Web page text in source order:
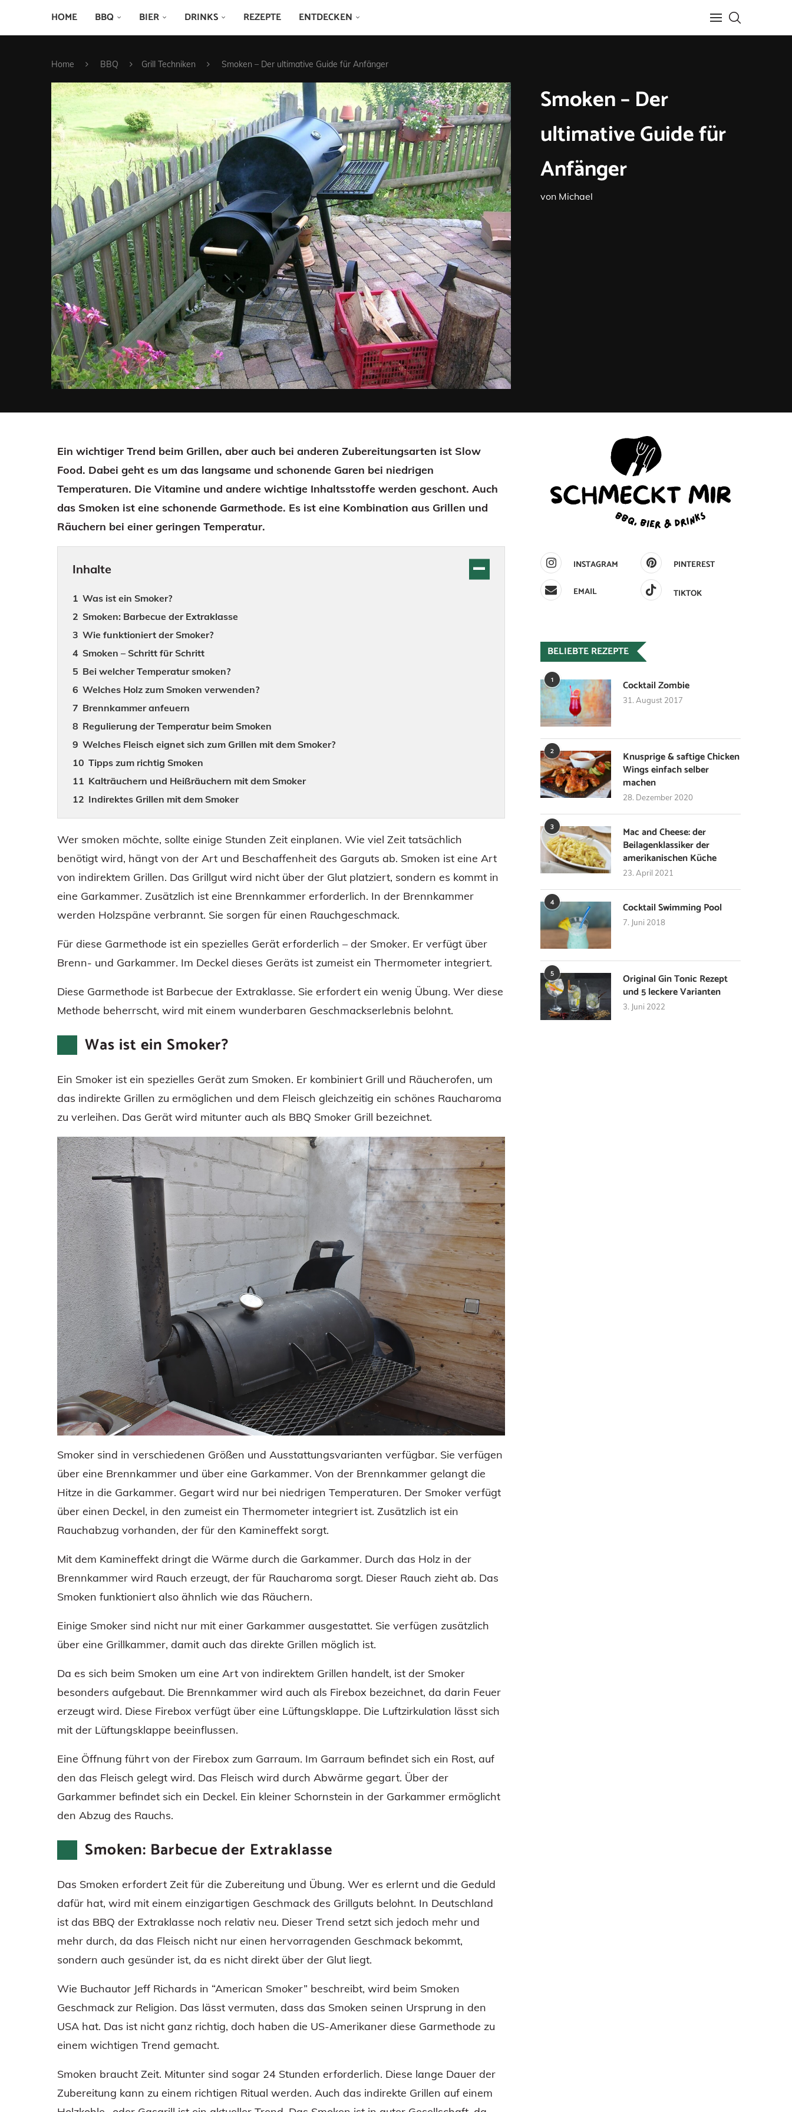
HOME BBQ BIER DRINKS REZEPTE ENTDECKEN
Home BBQ Grill Techniken Smoken – Der ultimative Guide für Anfänger
Smoken – Der
ultimative Guide für
Anfänger
von Michael
Ein wichtiger Trend beim Grillen, aber auch bei anderen Zubereitungsarten ist Slow
Food. Dabei geht es um das langsame und schonende Garen bei niedrigen
Temperaturen. Die Vitamine und andere wichtige Inhaltsstoffe werden geschont. Auch
das Smoken ist eine schonende Garmethode. Es ist eine Kombination aus Grillen und
Räuchern bei einer geringen Temperatur.
Inhalte
Was ist ein Smoker?
Smoken: Barbecue der Extraklasse
Wie funktioniert der Smoker?
Smoken – Schritt für Schritt
Bei welcher Temperatur smoken?
Welches Holz zum Smoken verwenden?
Brennkammer anfeuern
Regulierung der Temperatur beim Smoken
Welches Fleisch eignet sich zum Grillen mit dem Smoker?
Tipps zum richtig Smoken
Kalträuchern und Heißräuchern mit dem Smoker
Indirektes Grillen mit dem Smoker
Wer smoken möchte, sollte einige Stunden Zeit einplanen. Wie viel Zeit tatsächlich
benötigt wird, hängt von der Art und Beschaffenheit des Garguts ab. Smoken ist eine Art
von indirektem Grillen. Das Grillgut wird nicht über der Glut platziert, sondern es kommt in
eine Garkammer. Zusätzlich ist eine Brennkammer erforderlich. In der Brennkammer
werden Holzspäne verbrannt. Sie sorgen für einen Rauchgeschmack.
Für diese Garmethode ist ein spezielles Gerät erforderlich – der Smoker. Er verfügt über
Brenn- und Garkammer. Im Deckel dieses Geräts ist zumeist ein Thermometer integriert.
Diese Garmethode ist Barbecue der Extraklasse. Sie erfordert ein wenig Übung. Wer diese
Methode beherrscht, wird mit einem wunderbaren Geschmackserlebnis belohnt.
Was ist ein Smoker?
Ein Smoker ist ein spezielles Gerät zum Smoken. Er kombiniert Grill und Räucherofen, um
das indirekte Grillen zu ermöglichen und dem Fleisch gleichzeitig ein schönes Raucharoma
zu verleihen. Das Gerät wird mitunter auch als BBQ Smoker Grill bezeichnet.
Smoker sind in verschiedenen Größen und Ausstattungsvarianten verfügbar. Sie verfügen
über eine Brennkammer und über eine Garkammer. Von der Brennkammer gelangt die
Hitze in die Garkammer. Gegart wird nur bei niedrigen Temperaturen. Der Smoker verfügt
über einen Deckel, in den zumeist ein Thermometer integriert ist. Zusätzlich ist ein
Rauchabzug vorhanden, der für den Kamineffekt sorgt.
Mit dem Kamineffekt dringt die Wärme durch die Garkammer. Durch das Holz in der
Brennkammer wird Rauch erzeugt, der für Raucharoma sorgt. Dieser Rauch zieht ab. Das
Smoken funktioniert also ähnlich wie das Räuchern.
Einige Smoker sind nicht nur mit einer Garkammer ausgestattet. Sie verfügen zusätzlich
über eine Grillkammer, damit auch das direkte Grillen möglich ist.
Da es sich beim Smoken um eine Art von indirektem Grillen handelt, ist der Smoker
besonders aufgebaut. Die Brennkammer wird auch als Firebox bezeichnet, da darin Feuer
erzeugt wird. Diese Firebox verfügt über eine Lüftungsklappe. Die Luftzirkulation lässt sich
mit der Lüftungsklappe beeinflussen.
Eine Öffnung führt von der Firebox zum Garraum. Im Garraum befindet sich ein Rost, auf
den das Fleisch gelegt wird. Das Fleisch wird durch Abwärme gegart. Über der
Garkammer befindet sich ein Deckel. Ein kleiner Schornstein in der Garkammer ermöglicht
den Abzug des Rauchs.
Smoken: Barbecue der Extraklasse
Das Smoken erfordert Zeit für die Zubereitung und Übung. Wer es erlernt und die Geduld
dafür hat, wird mit einem einzigartigen Geschmack des Grillguts belohnt. In Deutschland
ist das BBQ der Extraklasse noch relativ neu. Dieser Trend setzt sich jedoch mehr und
mehr durch, da das Fleisch nicht nur einen hervorragenden Geschmack bekommt,
sondern auch gesünder ist, da es nicht direkt über der Glut liegt.
Wie Buchautor Jeff Richards in “American Smoker” beschreibt, wird beim Smoken
Geschmack zur Religion. Das lässt vermuten, dass das Smoken seinen Ursprung in den
USA hat. Das ist nicht ganz richtig, doch haben die US-Amerikaner diese Garmethode zu
einem wichtigen Trend gemacht.
Smoken braucht Zeit. Mitunter sind sogar 24 Stunden erforderlich. Diese lange Dauer der
Zubereitung kann zu einem richtigen Ritual werden. Auch das indirekte Grillen auf einem
INSTAGRAM
PINTEREST
EMAIL
TIKTOK
BELIEBTE REZEPTE
1 Cocktail Zombie
31. August 2017
2
Knusprige & saftige Chicken
Wings einfach selber
machen
28. Dezember 2020
3
Mac and Cheese: der
Beilagenklassiker der
amerikanischen Küche
23. April 2021
4 Cocktail Swimming Pool
7. Juni 2018
5
Original Gin Tonic Rezept
und 5 leckere Varianten
3. Juni 2022